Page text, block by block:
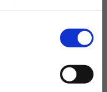
fag på
at eleverne
Se